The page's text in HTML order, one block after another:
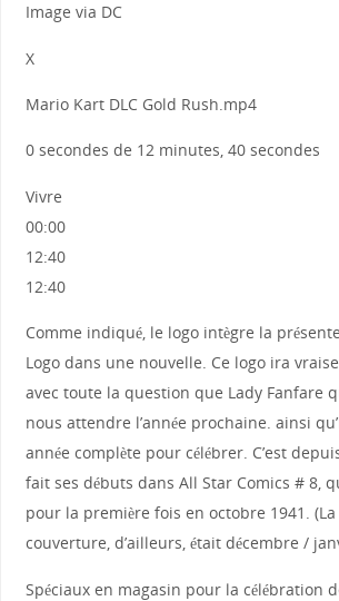
Image via DC
X
Mario Kart DLC Gold Rush.mp4
0 secondes de 12 minutes, 40 secondes
Vivre
00:00
12:40
12:40
Comme indiqué, le logo intègre la
Logo dans une nouvelle. Ce logo ira
avec toute la question que Lady Fanfare
nous attendre l’année prochaine. ainsi
année complète pour célébrer. C’est
fait ses débuts dans All Star Comics # 8,
pour la première fois en octobre 1941.
couverture, d’ailleurs, était décembre /
Spéciaux en magasin pour la célébration